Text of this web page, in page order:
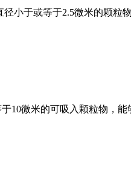
径小于或等于2.5微米的颗
10微米的可吸入颗粒物，